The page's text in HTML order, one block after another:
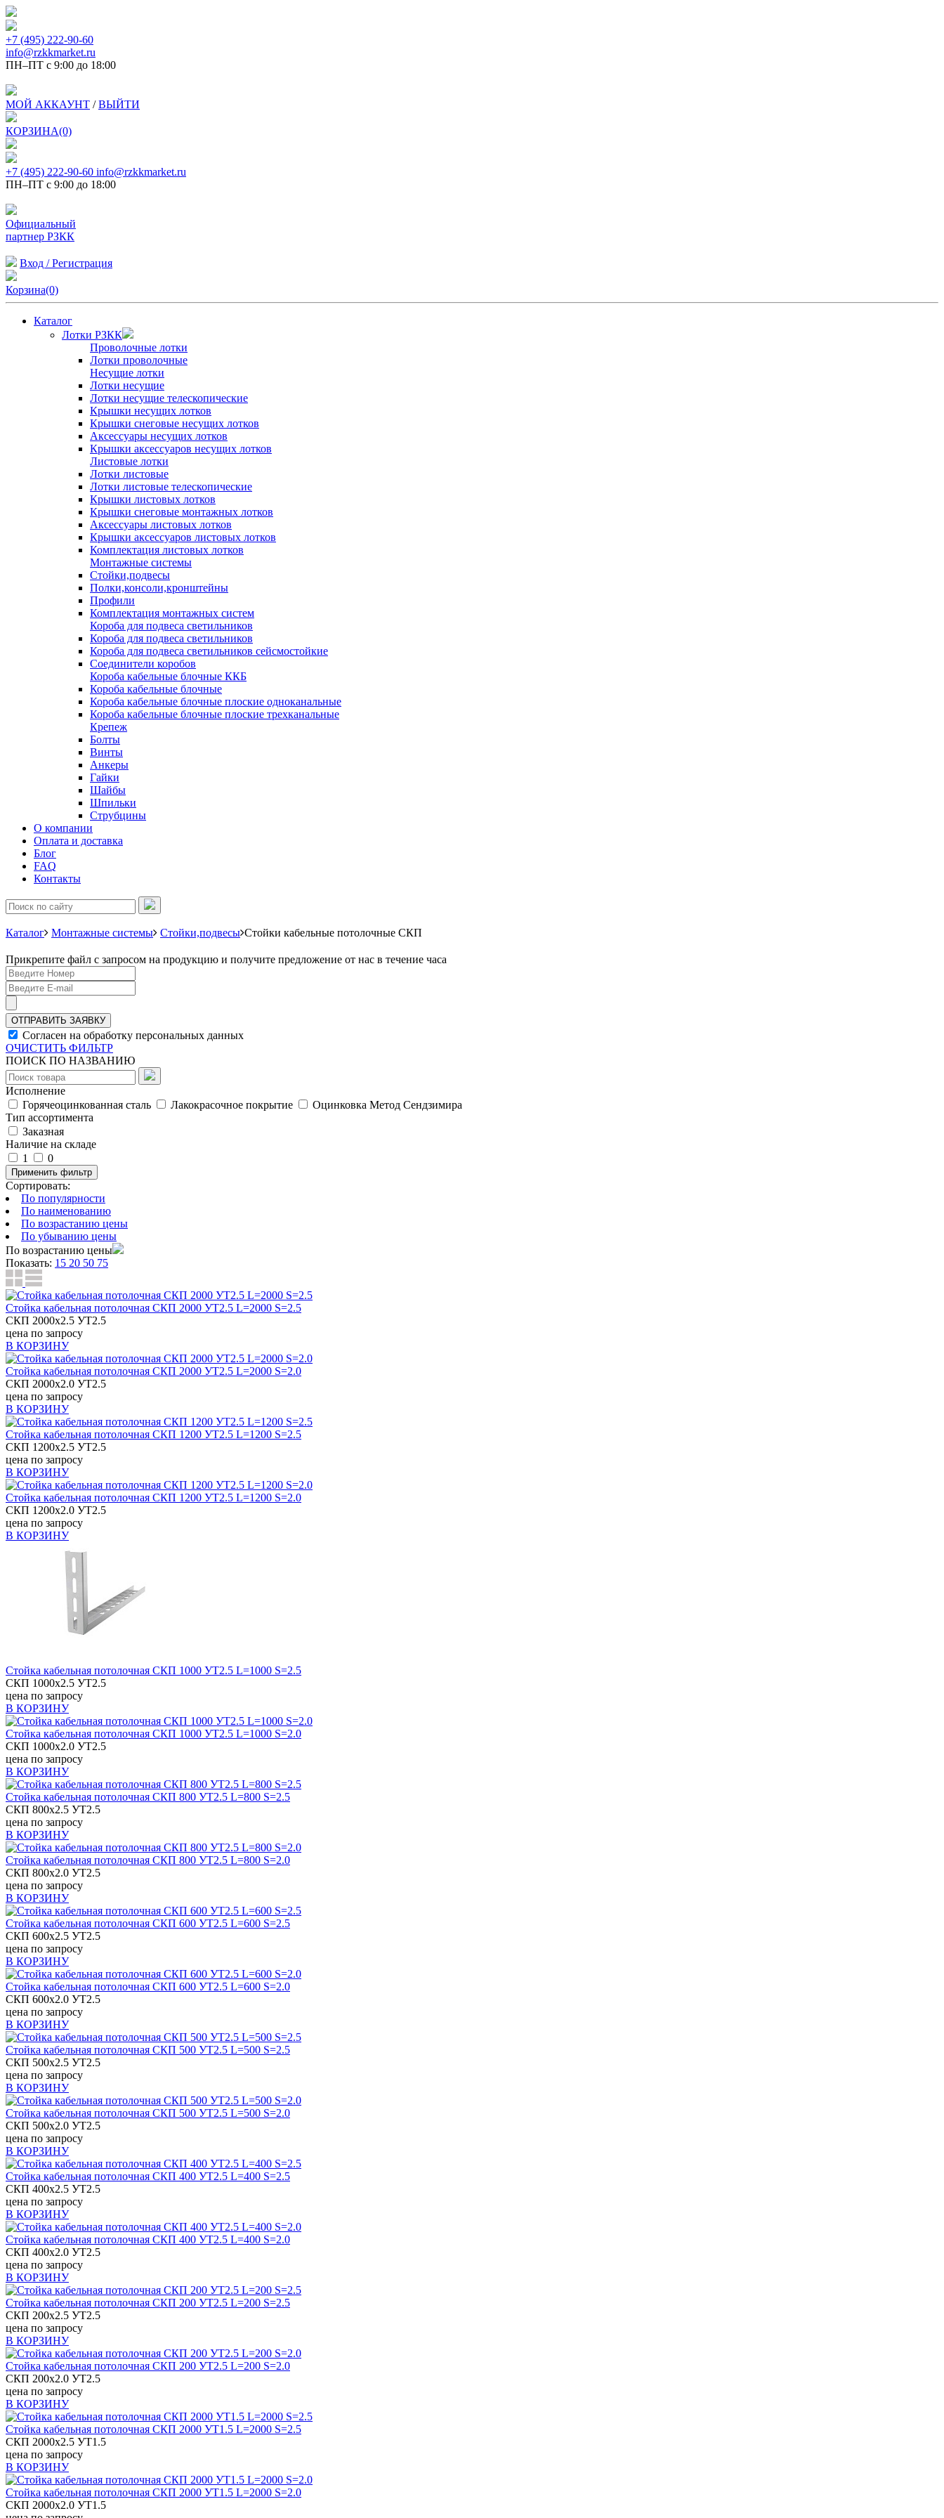
+7 (495) 222-90-60
info@rzkkmarket.ru
ПН–ПТ с 9:00 до 18:00
МОЙ АККАУНТ /ВЫЙТИ
КОРЗИНА(0)
+7 (495) 222-90-60 info@rzkkmarket.ru
ПН–ПТ с 9:00 до 18:00
Официальный
партнер РЗКК
Вход / Регистрация
Корзина(0)
Каталог
Лотки РЗКК
Проволочные лотки
Лотки проволочные
Несущие лотки
Лотки несущие
Лотки несущие телескопические
Крышки несущих лотков
Крышки снеговые несущих лотков
Аксессуары несущих лотков
Крышки аксессуаров несущих лотков
Листовые лотки
Лотки листовые
Лотки листовые телескопические
Крышки листовых лотков
Крышки снеговые монтажных лотков
Аксессуары листовых лотков
Крышки аксессуаров листовых лотков
Комплектация листовых лотков
Монтажные системы
Стойки,подвесы
Полки,консоли,кронштейны
Профили
Комплектация монтажных систем
Короба для подвеса светильников
Короба для подвеса светильников
Короба для подвеса светильников сейсмостойкие
Соединители коробов
Короба кабельные блочные ККБ
Короба кабельные блочные
Короба кабельные блочные плоские одноканальные
Короба кабельные блочные плоские трехканальные
Крепеж
Болты
Винты
Анкеры
Гайки
Шайбы
Шпильки
Струбцины
О компании
Оплата и доставка
Блог
FAQ
Контакты
Каталог Монтажные системы Стойки,подвесы Стойки кабельные потолочные СКП
Прикрепите файл с запросом на продукцию и получите предложение от нас в течение часа
ОТПРАВИТЬ ЗАЯВКУ
Согласен на обработку персональных данных
ОЧИСТИТЬ ФИЛЬТР
ПОИСК ПО НАЗВАНИЮ
Исполнение
Горячеоцинкованная сталь
Лакокрасочное покрытие
Оцинковка Метод Сендзимира
Тип ассортимента
Заказная
Наличие на складе
1
0
Применить фильтр
Сортировать:
По популярности
По наименованию
По возрастанию цены
По убыванию цены
По возрастанию цены
Показать: 15 20 50 75
Стойка кабельная потолочная СКП 2000 УТ2.5 L=2000 S=2.5
СКП 2000х2.5 УТ2.5
цена по запросу
В КОРЗИНУ
Стойка кабельная потолочная СКП 2000 УТ2.5 L=2000 S=2.0
СКП 2000х2.0 УТ2.5
цена по запросу
В КОРЗИНУ
Стойка кабельная потолочная СКП 1200 УТ2.5 L=1200 S=2.5
СКП 1200х2.5 УТ2.5
цена по запросу
В КОРЗИНУ
Стойка кабельная потолочная СКП 1200 УТ2.5 L=1200 S=2.0
СКП 1200х2.0 УТ2.5
цена по запросу
В КОРЗИНУ
Стойка кабельная потолочная СКП 1000 УТ2.5 L=1000 S=2.5
СКП 1000х2.5 УТ2.5
цена по запросу
В КОРЗИНУ
Стойка кабельная потолочная СКП 1000 УТ2.5 L=1000 S=2.0
СКП 1000х2.0 УТ2.5
цена по запросу
В КОРЗИНУ
Стойка кабельная потолочная СКП 800 УТ2.5 L=800 S=2.5
СКП 800х2.5 УТ2.5
цена по запросу
В КОРЗИНУ
Стойка кабельная потолочная СКП 800 УТ2.5 L=800 S=2.0
СКП 800х2.0 УТ2.5
цена по запросу
В КОРЗИНУ
Стойка кабельная потолочная СКП 600 УТ2.5 L=600 S=2.5
СКП 600х2.5 УТ2.5
цена по запросу
В КОРЗИНУ
Стойка кабельная потолочная СКП 600 УТ2.5 L=600 S=2.0
СКП 600х2.0 УТ2.5
цена по запросу
В КОРЗИНУ
Стойка кабельная потолочная СКП 500 УТ2.5 L=500 S=2.5
СКП 500х2.5 УТ2.5
цена по запросу
В КОРЗИНУ
Стойка кабельная потолочная СКП 500 УТ2.5 L=500 S=2.0
СКП 500х2.0 УТ2.5
цена по запросу
В КОРЗИНУ
Стойка кабельная потолочная СКП 400 УТ2.5 L=400 S=2.5
СКП 400х2.5 УТ2.5
цена по запросу
В КОРЗИНУ
Стойка кабельная потолочная СКП 400 УТ2.5 L=400 S=2.0
СКП 400х2.0 УТ2.5
цена по запросу
В КОРЗИНУ
Стойка кабельная потолочная СКП 200 УТ2.5 L=200 S=2.5
СКП 200х2.5 УТ2.5
цена по запросу
В КОРЗИНУ
Стойка кабельная потолочная СКП 200 УТ2.5 L=200 S=2.0
СКП 200х2.0 УТ2.5
цена по запросу
В КОРЗИНУ
Стойка кабельная потолочная СКП 2000 УТ1.5 L=2000 S=2.5
СКП 2000х2.5 УТ1.5
цена по запросу
В КОРЗИНУ
Стойка кабельная потолочная СКП 2000 УТ1.5 L=2000 S=2.0
СКП 2000х2.0 УТ1.5